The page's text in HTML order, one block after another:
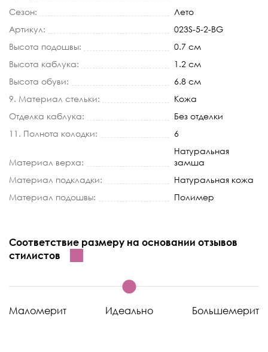
Сезон:
Лето
Артикул:
023S-5-2-BG
Высота подошвы:
0.7 см
Высота каблука:
1.2 см
Высота обуви:
6.8 см
9. Материал стельки:
Кожа
Отделка каблука:
Без отделки
11. Полнота колодки:
6
Материал верха:
Натуральная
замша
Материал подкладки:
Натуральная кожа
Материал подошвы:
Полимер
Соответствие размеру на основании отзывов
стилистов
Маломерит Идеально Большемерит